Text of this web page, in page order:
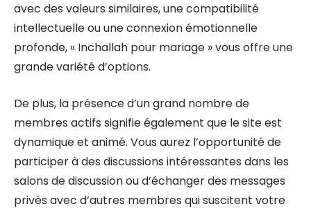
avec des valeurs similaires, une compatibilité
intellectuelle ou une connexion émotionnelle
profonde, « Inchallah pour mariage » vous offre une
grande variété d’options.
De plus, la présence d’un grand nombre de
membres actifs signifie également que le site est
dynamique et animé. Vous aurez l’opportunité de
participer à des discussions intéressantes dans les
salons de discussion ou d’échanger des messages
privés avec d’autres membres qui suscitent votre